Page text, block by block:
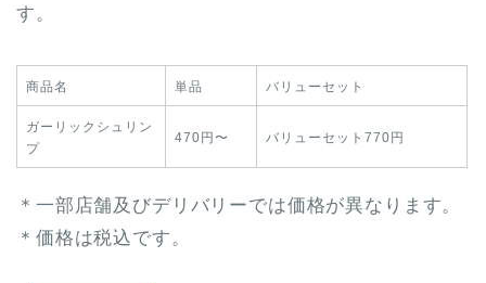
す。
商品名 単品 バリューセット
ガーリックシュリン
プ
470円〜 バリューセット770円
＊一部店舗及びデリバリーでは価格が異なります。
＊価格は税込です。